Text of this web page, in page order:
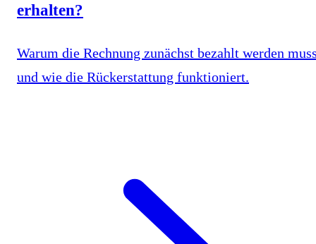
erhalten?
Warum die Rechnung zunächst bezahlt werden
und wie die Rückerstattung funktioniert.